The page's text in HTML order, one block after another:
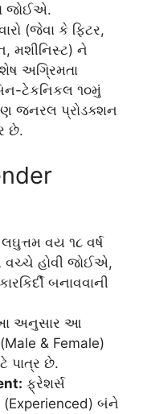
જોઈએ.
(જેવા કે ફિટર,
મશીનિસ્ટ) ને
અગ્રિમતા
ટેકનિકલ ૧૦મું
જનરલ પ્રોડક્શન
છે.
વય ૧૮ વર્ષ
વચ્ચે હોવી જોઈએ,
બનાવવાની
અનુસાર આ
& Female)
પાત્ર છે.
ફ્રેશર્સ
બંને